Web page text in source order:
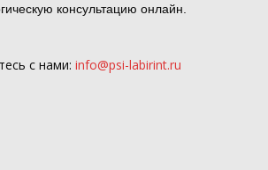
консультацию онлайн.
с нами: info@psi-labirint.ru